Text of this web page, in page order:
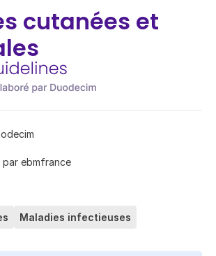
cutanées et
ebmfrance
Maladies infectieuses